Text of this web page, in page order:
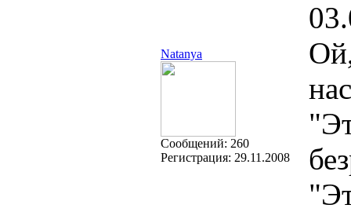
Natanya
Cообщений: 260
Регистрация: 29.11.2008